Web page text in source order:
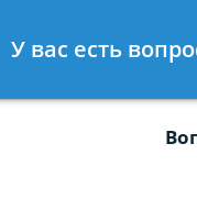
27-47
У вас есть